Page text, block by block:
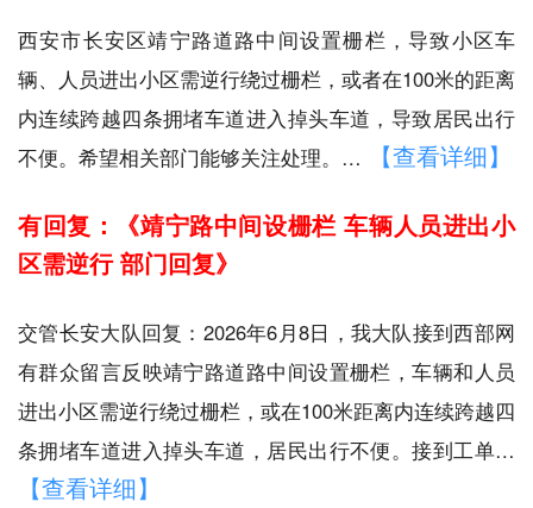
西安市长安区靖宁路道路中间设置栅栏，导致小区车
辆、人员进出小区需逆行绕过栅栏，或者在100米的距离
内连续跨越四条拥堵车道进入掉头车道，导致居民出行
不便。希望相关部门能够关注处理。…
【查看详细】
有回复：《靖宁路中间设栅栏 车辆人员进出小
区需逆行 部门回复》
交管长安大队回复：2026年6月8日，我大队接到西部网
有群众留言反映靖宁路道路中间设置栅栏，车辆和人员
进出小区需逆行绕过栅栏，或在100米距离内连续跨越四
条拥堵车道进入掉头车道，居民出行不便。接到工单…
【查看详细】